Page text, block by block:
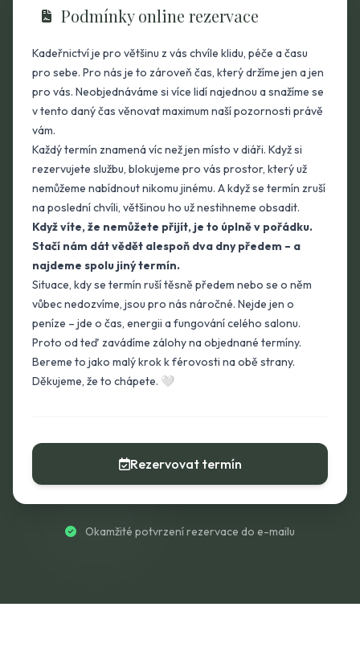
Podmínky online rezervace
Kadeřnictví je pro většinu z vás chvíle klidu, péče a času
pro sebe. Pro nás je to zároveň čas, který držíme jen a jen
pro vás. Neobjednáváme si více lidí najednou a snažíme se
v tento daný čas věnovat maximum naší pozornosti právě
vám.
Každý termín znamená víc než jen místo v diáři. Když si
rezervujete službu, blokujeme pro vás prostor, který už
nemůžeme nabídnout nikomu jinému. A když se termín zruší
na poslední chvíli, většinou ho už nestihneme obsadit.
Když víte, že nemůžete přijít, je to úplně v pořádku.
Stačí nám dát vědět alespoň dva dny předem – a
najdeme spolu jiný termín.
Situace, kdy se termín ruší těsně předem nebo se o něm
vůbec nedozvíme, jsou pro nás náročné. Nejde jen o
peníze – jde o čas, energii a fungování celého salonu.
Proto od teď zavádíme zálohy na objednané termíny.
Bereme to jako malý krok k férovosti na obě strany.
Děkujeme, že to chápete. 🤍
Rezervovat termín
Okamžité potvrzení rezervace do e-mailu